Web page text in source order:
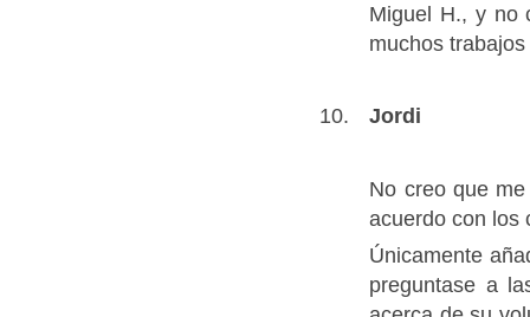
Miguel H., y no
muchos
Jordi
No creo que
acuerdo con los
Únicamente
preguntase a